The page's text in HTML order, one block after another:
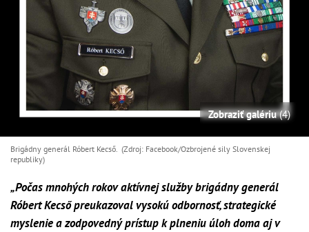
Zobraziť galériu(4)
Brigádny generál Róbert Kecső. (Zdroj: Facebook/Ozbrojené sily Slovenskej
republiky)
„Počas mnohých rokov aktívnej služby brigádny generál
Róbert Kecső preukazoval vysokú odbornosť, strategické
myslenie a zodpovedný prístup k plneniu úloh doma aj v